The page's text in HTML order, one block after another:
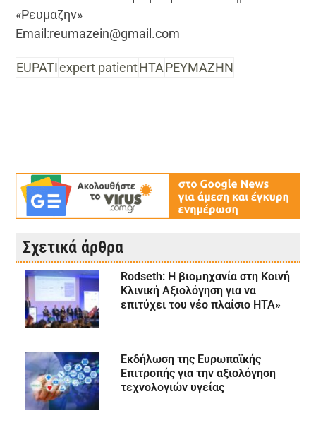
«Ρευμαζην»
Email:reumazein@gmail.com
EUPATIexpert patientHTAΡΕΥΜΑΖΗΝ
Σχετικά άρθρα
Rodseth: Η βιομηχανία στη Κοινή
Κλινική Αξιολόγηση για να
επιτύχει του νέο πλαίσιο HTA»
Εκδήλωση της Ευρωπαϊκής
Επιτροπής για την αξιολόγηση
τεχνολογιών υγείας